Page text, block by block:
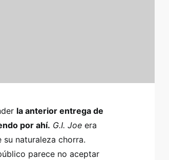
la anterior entrega de
por ahí. G.I. Joe era
naturaleza chorra.
parece no aceptar